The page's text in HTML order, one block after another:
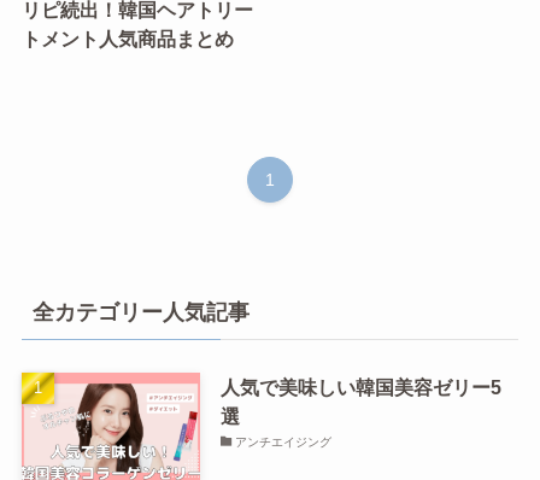
リピ続出！韓国ヘアトリー
トメント人気商品まとめ
1
全カテゴリー人気記事
人気で美味しい韓国美容ゼリー5
選
アンチエイジング